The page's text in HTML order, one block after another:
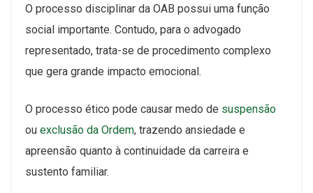
O processo disciplinar da OAB possui uma função
social importante. Contudo, para o advogado
representado, trata-se de procedimento complexo
que gera grande impacto emocional.
O processo ético pode causar medo de suspensão
ou exclusão da Ordem, trazendo ansiedade e
apreensão quanto à continuidade da carreira e
sustento familiar.